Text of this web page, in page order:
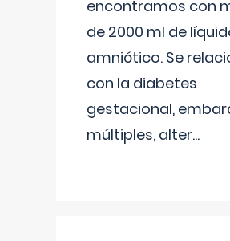
encontramos con
de 2000 ml de
amniótico. Se
con la diabetes
gestacional,
múltiples, alter...